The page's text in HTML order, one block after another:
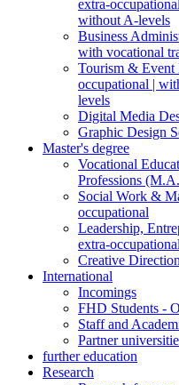
extra-
without A-levels
Business
with vocational
Tourism & Event
occupational |
levels
Digital Media
Graphic Design
Master's degree
Vocational
Professions
Social Work &
occupational
Leadership,
extra-occupational
Creative
International
Incomings
FHD Students -
Staff and
Partner
further education
Research